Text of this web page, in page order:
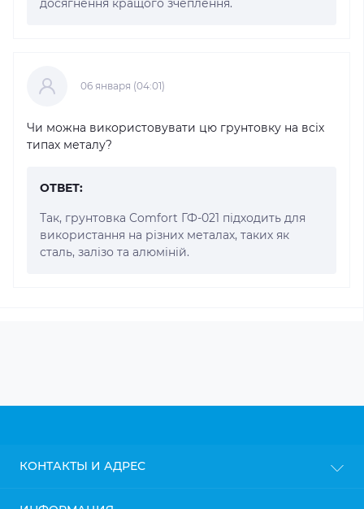
06 января (04:01)
Чи можна використовувати цю грунтовку на всіх
типах металу?
ОТВЕТ:
Так, грунтовка Comfort ГФ-021 підходить для
використання на різних металах, таких як
сталь, залізо та алюміній.
КОНТАКТЫ И АДРЕС